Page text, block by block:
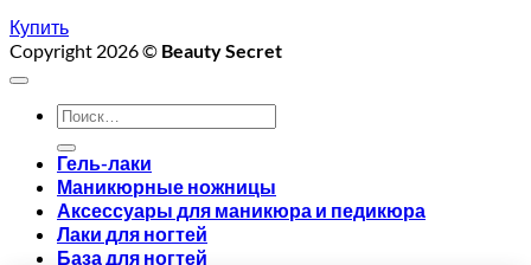
Купить
Copyright 2026 © Beauty Secret
Искать:
Гель-лаки
Маникюрные ножницы
Аксессуары для маникюра и педикюра
Лаки для ногтей
База для ногтей